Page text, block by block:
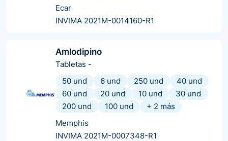
Ecar
INVIMA 2021M-0014160-R1
Amlodipino
Tabletas -
50 und
6 und 250 und
40 und
60 und
20 und 10 und
30 und
200 und
100 und + 2 más
Memphis
INVIMA 2021M-0007348-R1